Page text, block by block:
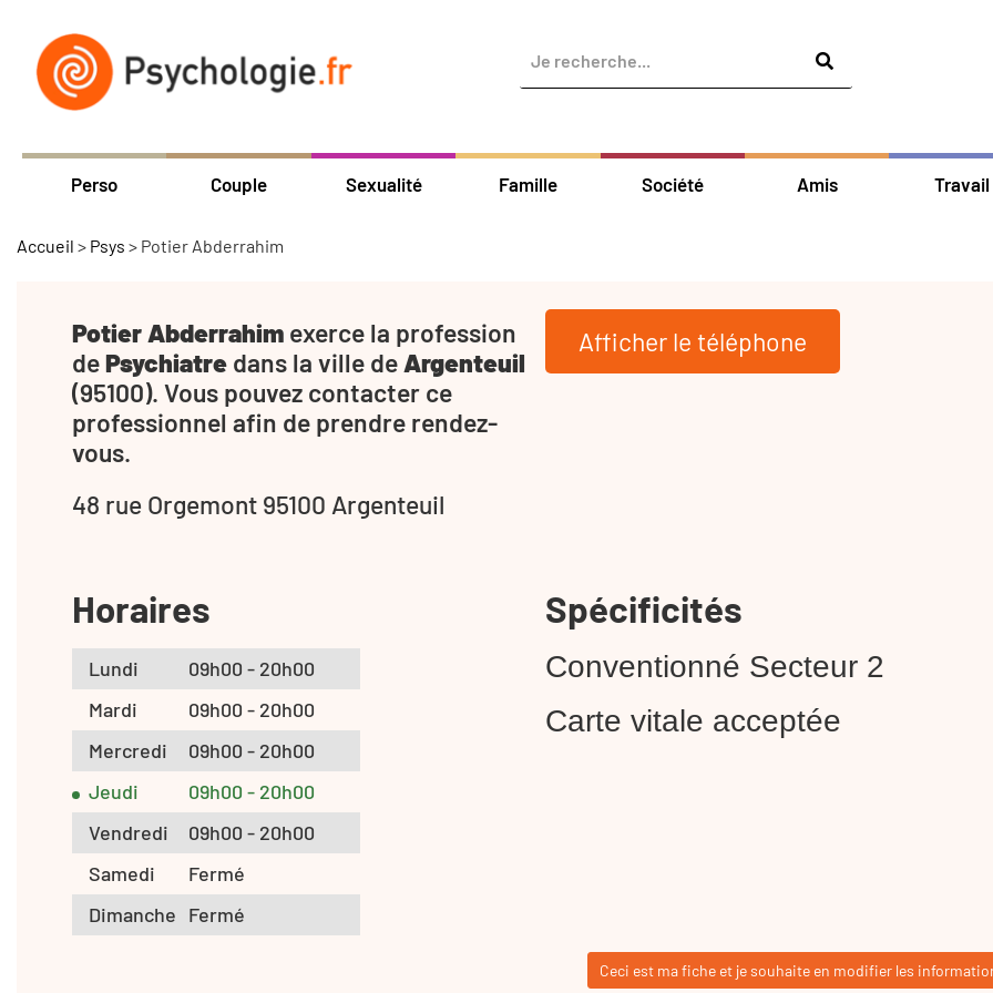
Perso Couple Sexualité Famille Société Amis Travail
Accueil > Psys > Potier Abderrahim
Potier Abderrahim exerce la profession
dePsychiatre dans la ville de Argenteuil
(95100). Vous pouvez contacter ce
professionnel afin de prendre rendez-
vous.
48 rue Orgemont 95100 Argenteuil
Afficher le téléphone
Horaires
Lundi
09h00 - 20h00
Mardi
09h00 - 20h00
Mercredi
09h00 - 20h00
Jeudi
09h00 - 20h00
Vendredi
09h00 - 20h00
Samedi
Fermé
Dimanche Fermé
Spécificités
Conventionné Secteur 2
Carte vitale acceptée
Ceci est ma fiche et je souhaite en modifier les